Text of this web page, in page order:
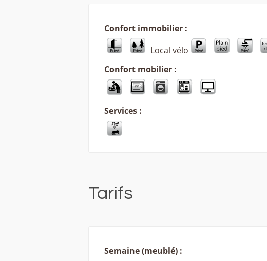
Confort immobilier :
Local vélo
Confort mobilier :
Services :
Tarifs
Semaine (meublé) :